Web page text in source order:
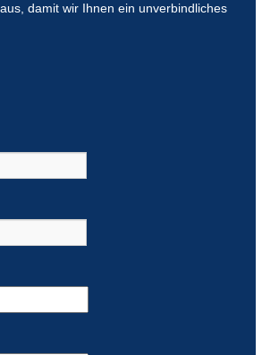
...for the film sector.
damit wir Ihnen ein unverbindliches